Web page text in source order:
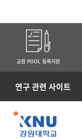
교원 POOL 등록지원
연구 관련 사이트